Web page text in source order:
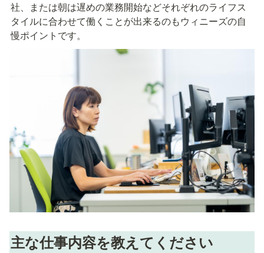
社、または朝は遅めの業務開始などそれぞれのライフス
タイルに合わせて働くことが出来るのもウィニーズの自
慢ポイントです。
主な仕事内容を教えてください